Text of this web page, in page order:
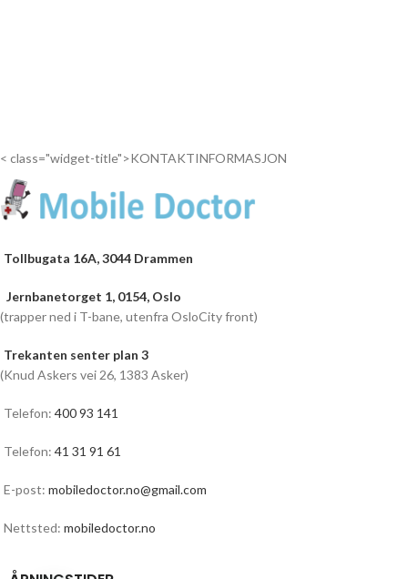
< class="widget-title">KONTAKTINFORMASJON
Tollbugata 16A, 3044 Drammen
Jernbanetorget 1, 0154, Oslo
(trapper ned i T-bane, utenfra OsloCity front)
Trekanten senter plan 3
(Knud Askers vei 26, 1383 Asker)
Telefon: 400 93 141
Telefon: 41 31 91 61
E-post: mobiledoctor.no@gmail.com
Nettsted: mobiledoctor.no